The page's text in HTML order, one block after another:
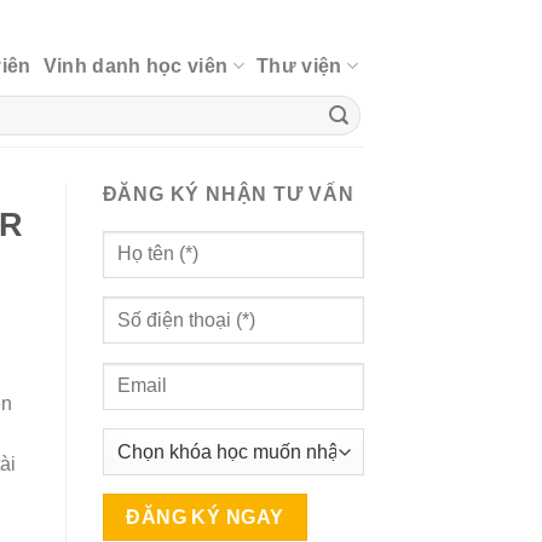
Vinh danh học viên Thư viện
ĐĂNG KÝ NHẬN TƯ VẤN